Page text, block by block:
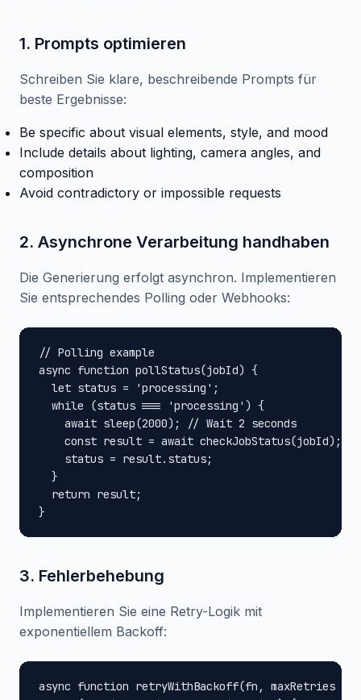
1. Prompts optimieren
Schreiben Sie klare, beschreibende Prompts für
beste Ergebnisse:
Be specific about visual elements, style, and mood
Include details about lighting, camera angles, and
composition
Avoid contradictory or impossible requests
2. Asynchrone Verarbeitung handhaben
Die Generierung erfolgt asynchron. Implementieren
Sie entsprechendes Polling oder Webhooks:
// Polling example
async function pollStatus(jobId) {
  let status = 'processing';
  while (status === 'processing') {
    await sleep(2000); // Wait 2 seconds
    const result = await checkJobStatus(jobId);
    status = result.status;
  }
  return result;
}
3. Fehlerbehebung
Implementieren Sie eine Retry-Logik mit
exponentiellem Backoff:
async function retryWithBackoff(fn, maxRetries =